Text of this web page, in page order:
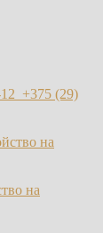
+375 (29)
на